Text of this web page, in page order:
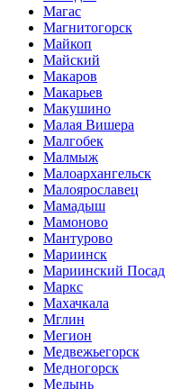
Магас
Магнитогорск
Майкоп
Майский
Макаров
Макарьев
Макушино
Малая Вишера
Малгобек
Малмыж
Малоархангельск
Малоярославец
Мамадыш
Мамоново
Мантурово
Мариинск
Мариинский Посад
Маркс
Махачкала
Мглин
Мегион
Медвежьегорск
Медногорск
Медынь